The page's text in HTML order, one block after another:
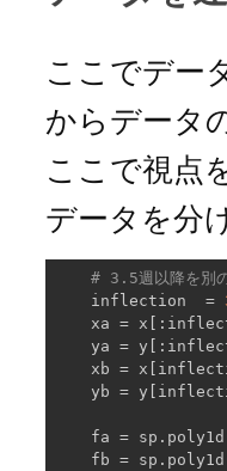
ここでデー
からデータ
ここで視点
データを分
# 3.5週以降を別
    inflection  =
xa =
ya =
xb =
yb =
fa =
fb =